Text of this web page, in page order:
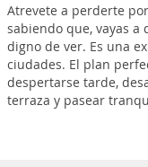
Atrevete a perderte
sabiendo que, vayas a
digno de ver. Es una
ciudades. El plan
despertarse tarde,
terraza y pasear